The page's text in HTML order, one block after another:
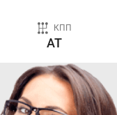
КПП
AT